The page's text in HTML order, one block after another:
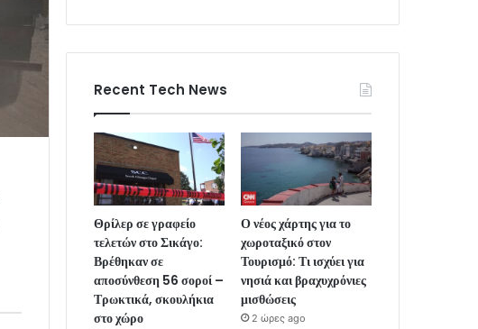
Recent Tech News
Θρίλερ σε γραφείο
τελετών στο Σικάγο:
Βρέθηκαν σε
αποσύνθεση 56 σοροί –
Τρωκτικά, σκουλήκια
στο χώρο
Ο νέος χάρτης για το
χωροταξικό στον
Τουρισμό: Τι ισχύει για
νησιά και βραχυχρόνιες
μισθώσεις
2 ώρες ago